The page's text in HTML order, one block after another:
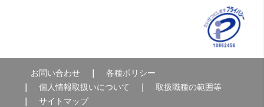
お問い合わせ
各種ポリシー
個人情報取扱いについて
取扱職種の範囲等
サイトマップ